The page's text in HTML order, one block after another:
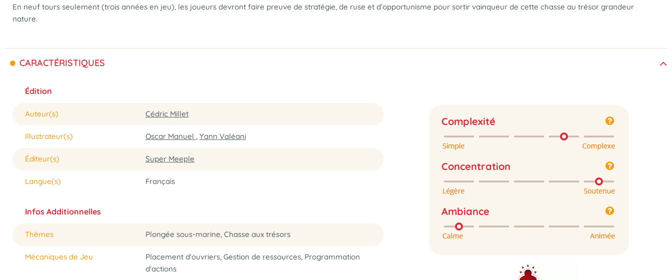
En neuf tours seulement (trois années en jeu), les joueurs devront faire preuve de stratégie, de ruse et d’opportunisme pour sortir vainqueur de cette chasse au trésor grandeur
nature.
CARACTÉRISTIQUES
Édition
Auteur(s) Cédric Millet
Illustrateur(s) Oscar Manuel , Yann Valéani
Éditeur(s) Super Meeple
Langue(s) Français
Infos Additionnelles
Thèmes Plongée sous-marine, Chasse aux trésors
Mécaniques de Jeu
Placement d'ouvriers, Gestion de ressources, Programmation
d'actions
Complexité
Concentration
Ambiance